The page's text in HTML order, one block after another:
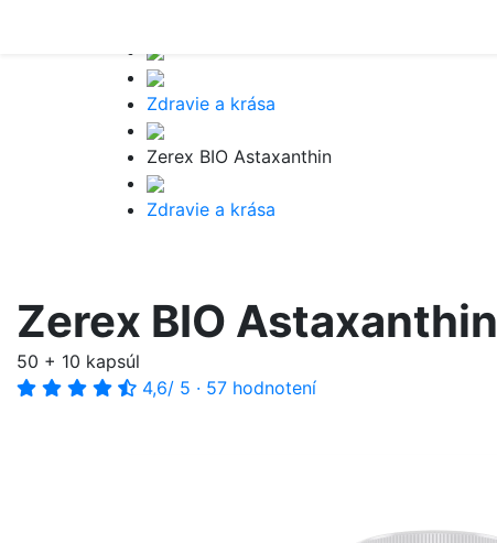
Zdravie a krása
Zerex BIO Astaxanthin
Zdravie a krása
Zerex BIO Astaxanthin
50 + 10 kapsúl
4,6/ 5 · 57 hodnotení